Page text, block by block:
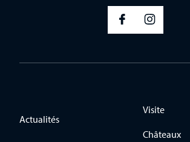
Actualités
Visite
Châteaux